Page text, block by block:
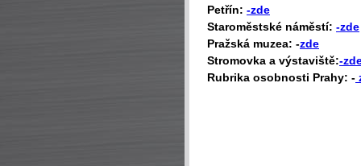
Petřín: -zde
Staroměstské náměstí: -zde
Pražská muzea: -zde
Stromovka a výstaviště:-
Rubrika osobnosti Prahy: -